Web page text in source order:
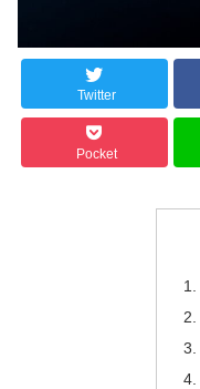
Twitter
Pocket